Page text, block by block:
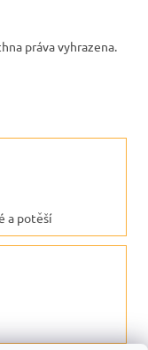
práva vyhrazena.
a potěší